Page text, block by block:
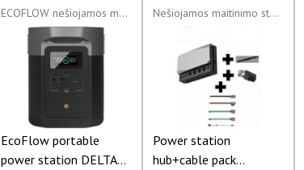
ECOFLOW nešiojamos maitinimo stotys
EcoFlow portable
power station DELTA
Nešiojamos maitinimo stotys
Power station
hub+cable pack